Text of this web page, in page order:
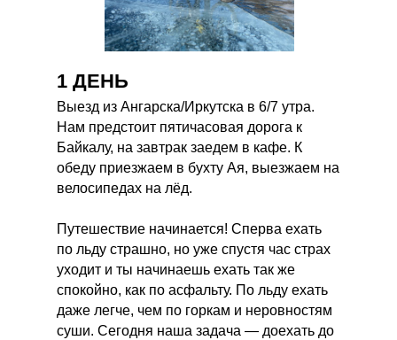
1 ДЕНЬ
Выезд из Ангарска/Иркутска в 6/7 утра.
Нам предстоит пятичасовая дорога к
Байкалу, на завтрак заедем в кафе. К
обеду приезжаем в бухту Ая, выезжаем на
велосипедах на лёд.
Путешествие начинается! Сперва ехать
по льду страшно, но уже спустя час страх
уходит и ты начинаешь ехать так же
спокойно, как по асфальту. По льду ехать
даже легче, чем по горкам и неровностям
суши. Сегодня наша задача — доехать до